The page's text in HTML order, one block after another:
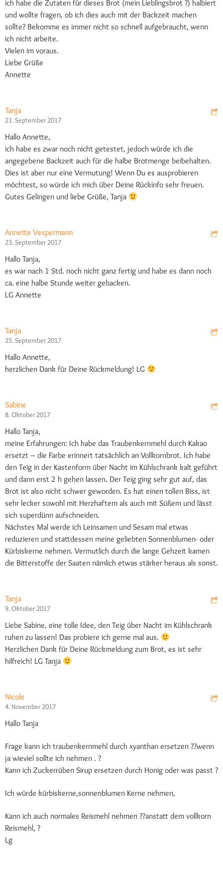
ich habe die Zutaten für dieses Brot (mein Lieblingsbrot ?) halbiert
und wollte fragen, ob ich dies auch mit der Backzeit machen
sollte? Bekomme es immer nicht so schnell aufgebraucht, wenn
ich nicht arbeite.
Vielen im voraus.
Liebe Grüße
Annette
Tanja
21. September 2017
Hallo Annette,
ich habe es zwar noch nicht getestet, jedoch würde ich die
angegebene Backzeit auch für die halbe Brotmenge beibehalten.
Dies ist aber nur eine Vermutung! Wenn Du es ausprobieren
möchtest, so würde ich mich über Deine Rückinfo sehr freuen.
Gutes Gelingen und liebe Grüße, Tanja
Annette Vespermann
23. September 2017
Hallo Tanja,
es war nach 1 Std. noch nicht ganz fertig und habe es dann noch
ca. eine halbe Stunde weiter gebacken.
LG Annette
Tanja
25. September 2017
Hallo Annette,
herzlichen Dank für Deine Rückmeldung! LG
Sabine
8. Oktober 2017
Hallo Tanja,
meine Erfahrungen: Ich habe das Traubenkernmehl durch Kakao
ersetzt – die Farbe erinnert tatsächlich an Vollkornbrot. Ich habe
den Teig in der Kastenform über Nacht im Kühlschrank kalt geführt
und dann erst 2 h gehen lassen. Der Teig ging sehr gut auf, das
Brot ist also nicht schwer geworden. Es hat einen tollen Biss, ist
sehr lecker sowohl mit Herzhaftem als auch mit Süßem und lässt
sich superdünn aufschneiden.
Nächstes Mal werde ich Leinsamen und Sesam mal etwas
reduzieren und stattdessen meine geliebten Sonnenblumen- oder
Kürbiskerne nehmen. Vermutlich durch die lange Gehzeit kamen
die Bitterstoffe der Saaten nämlich etwas stärker heraus als sonst.
Tanja
9. Oktober 2017
Liebe Sabine, eine tolle Idee, den Teig über Nacht im Kühlschrank
ruhen zu lassen! Das probiere ich gerne mal aus.
Herzlichen Dank für Deine Rückmeldung zum Brot, es ist sehr
hilfreich! LG Tanja
Nicole
4. November 2017
Hallo Tanja
Frage kann ich traubenkernmehl durch xyanthan ersetzen ??wenn
ja wieviel sollte ich nehmen . ?
Kann ich Zuckerrüben Sirup ersetzen durch Honig oder was passt ?
Ich würde kürbiskerne,sonnenblumen Kerne nehmen,
Kann ich auch normales Reismehl nehmen ??anstatt dem vollkorn
Reismehl, ?
Lg